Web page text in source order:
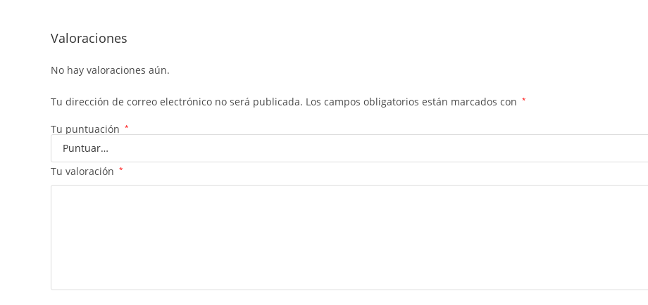
Valoraciones
No hay valoraciones aún.
Tu dirección de correo electrónico no será publicada. Los campos obligatorios están marcados con *
Tu puntuación *
Tu valoración *